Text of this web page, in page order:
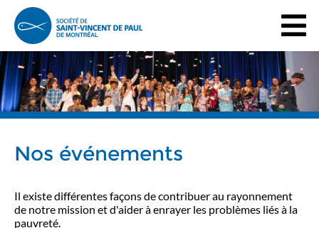
Nos événements
Il existe différentes façons de contribuer au rayonnement
de notre mission et d'aider à enrayer les problèmes liés à la
pauvreté.